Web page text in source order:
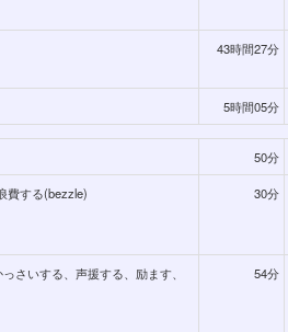
43時間27分
5時間05分
50分
費する(bezzle) 30分
さいする、声援する、励ます、
54分